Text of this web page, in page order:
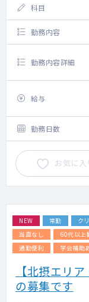
科目
勤務内容
勤務内容詳細
給与
勤務日数
お気に入
NEW 常勤 ク
当直なし
60代以上
通勤便利
学会補助
【北摂エリ
の募集です